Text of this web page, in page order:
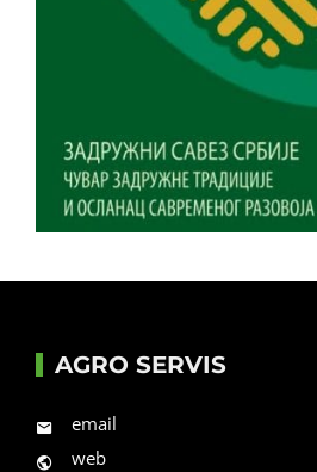
AGRO SERVIS
email
web